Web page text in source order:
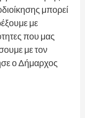
μπορεί
με
που μας
με τον
ο Δήμαρχος